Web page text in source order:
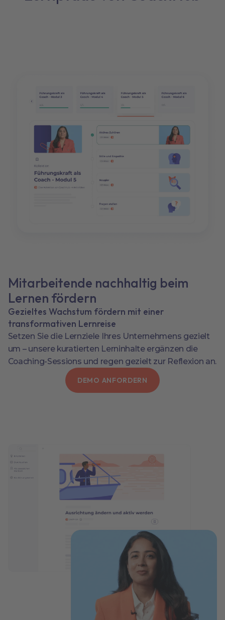
Mitarbeitende nachhaltig beim
Lernen fördern
Gezieltes Wachstum fördern mit einer
transformativen Lernreise
Setzen Sie die Lernziele Ihres Unternehmens gezielt
um – unsere kuratierten Lerninhalte ergänzen die
Coaching-Sessions und regen gezielt zur Reflexion an.
DEMO ANFORDERN